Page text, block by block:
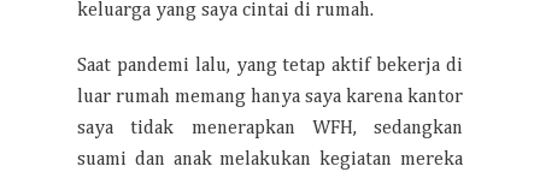
keluarga yang saya cintai di rumah.
Saat pandemi lalu, yang tetap aktif bekerja di
luar rumah memang hanya saya karena kantor
saya tidak menerapkan WFH, sedangkan
suami dan anak melakukan kegiatan mereka